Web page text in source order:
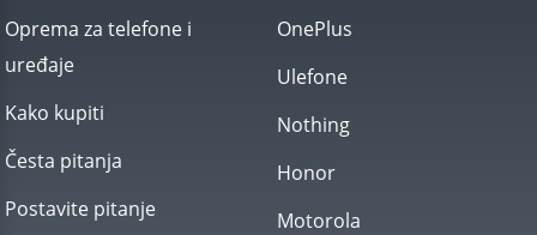
Oprema za telefone i
uređaje
Kako kupiti
Česta pitanja
Postavite pitanje
OnePlus
Ulefone
Nothing
Honor
Motorola